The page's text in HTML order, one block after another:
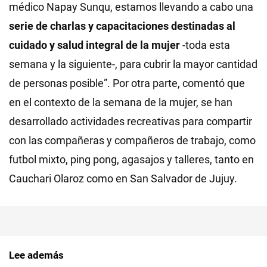
médico Napay Sunqu, estamos llevando a cabo una
serie de charlas y capacitaciones destinadas al
cuidado y salud integral de la mujer-toda esta
semana y la siguiente-, para cubrir la mayor cantidad
de personas posible”. Por otra parte, comentó que
en el contexto de la semana de la mujer, se han
desarrollado actividades recreativas para compartir
con las compañeras y compañeros de trabajo, como
futbol mixto, ping pong, agasajos y talleres, tanto en
Cauchari Olaroz como en San Salvador de Jujuy.
Lee además